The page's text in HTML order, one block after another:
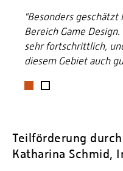
"Besonders
Bereich Game
sehr fortschrittlich,
diesem Gebiet auch
1 2
Teilförderung
Katharina Schmid,